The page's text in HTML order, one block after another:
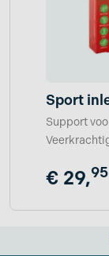
Sport
Support
€ 29,95